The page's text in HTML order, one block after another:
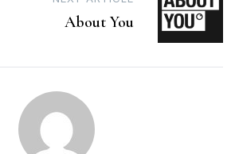
About You